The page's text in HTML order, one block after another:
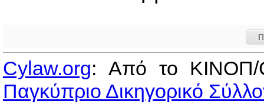
Cylaw.org: Από το
Παγκύπριο Δικηγορικό